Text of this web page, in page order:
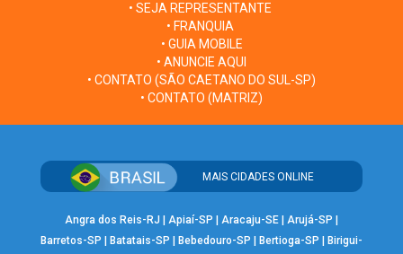
• SEJA REPRESENTANTE
• FRANQUIA
• GUIA MOBILE
• ANUNCIE AQUI
• CONTATO (SÃO CAETANO DO SUL-SP)
• CONTATO (MATRIZ)
MAIS CIDADES ONLINE
Angra dos Reis-RJ Apiaí-SP Aracaju-SE| Arujá-SP
Barretos-SP
Batatais-SP Bebedouro-SP Bertioga-SP
Birigui-